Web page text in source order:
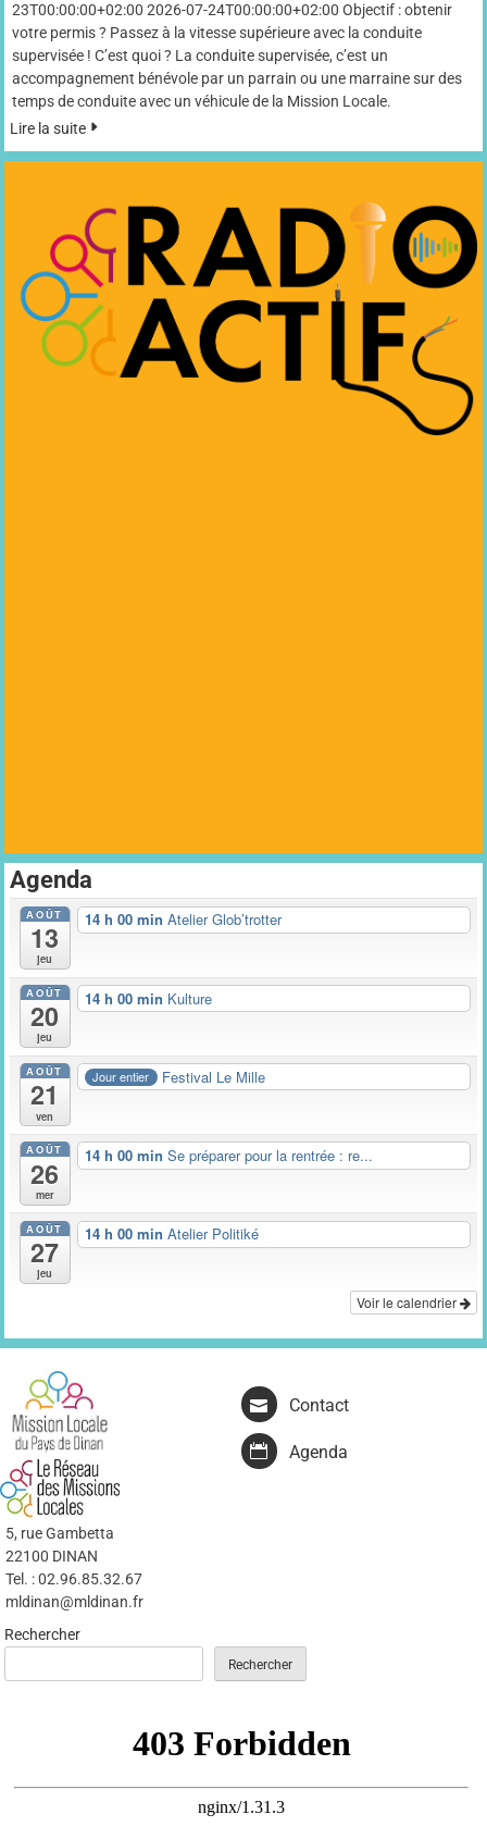
23T00:00:00+02:00 2026-07-24T00:00:00+02:00 Objectif : obtenir
votre permis ? Passez à la vitesse supérieure avec la conduite
supervisée ! C’est quoi ? La conduite supervisée, c’est un
accompagnement bénévole par un parrain ou une marraine sur des
temps de conduite avec un véhicule de la Mission Locale.
Lire la suite
Agenda
AOÛT
13
jeu
14 h 00 min Atelier Glob’trotter
AOÛT
20
jeu
14 h 00 min Kulture
AOÛT
21
ven
Jour entier Festival Le Mille
AOÛT
26
mer
14 h 00 min Se préparer pour la rentrée : re...
AOÛT
27
jeu
14 h 00 min Atelier Politiké
Voir le calendrier
5, rue Gambetta
22100 DINAN
Tel. : 02.96.85.32.67
mldinan@mldinan.fr
Contact
Agenda
Rechercher
Rechercher